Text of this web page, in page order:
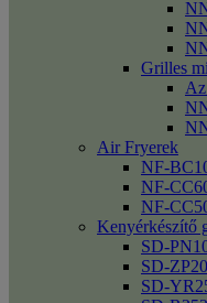
Grilles
Az
Air Fryerek
NF-
NF-
NF-
Kenyérkészítő
SD-
SD-
SD-